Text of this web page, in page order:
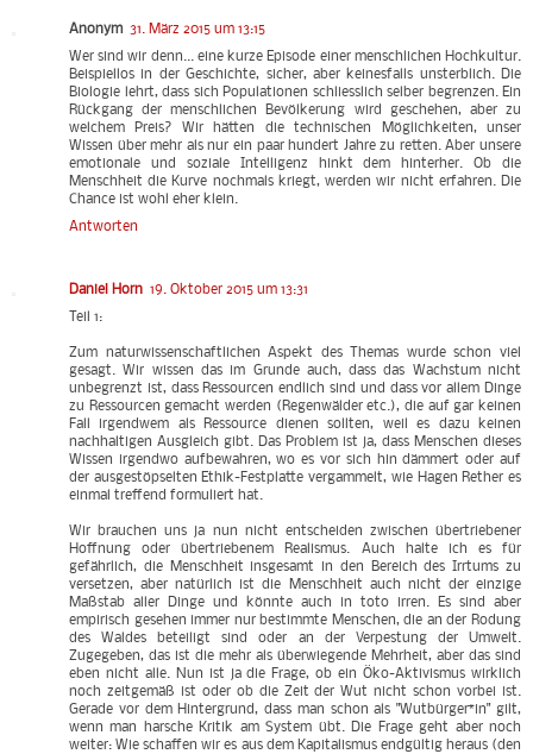
Anonym 31. März 2015 um 13:15
Wer sind wir denn... eine kurze Episode einer menschlichen Hochkultur.
Beispiellos in der Geschichte, sicher, aber keinesfalls unsterblich. Die
Biologie lehrt, dass sich Populationen schliesslich selber begrenzen. Ein
Rückgang der menschlichen Bevölkerung wird geschehen, aber zu
welchem Preis? Wir hätten die technischen Möglichkeiten, unser
Wissen über mehr als nur ein paar hundert Jahre zu retten. Aber unsere
emotionale und soziale Intelligenz hinkt dem hinterher. Ob die
Menschheit die Kurve nochmals kriegt, werden wir nicht erfahren. Die
Chance ist wohl eher klein.
Antworten
Daniel Horn 19. Oktober 2015 um 13:31
Teil 1:
Zum naturwissenschaftlichen Aspekt des Themas wurde schon viel
gesagt. Wir wissen das im Grunde auch, dass das Wachstum nicht
unbegrenzt ist, dass Ressourcen endlich sind und dass vor allem Dinge
zu Ressourcen gemacht werden (Regenwälder etc.), die auf gar keinen
Fall irgendwem als Ressource dienen sollten, weil es dazu keinen
nachhaltigen Ausgleich gibt. Das Problem ist ja, dass Menschen dieses
Wissen irgendwo aufbewahren, wo es vor sich hin dämmert oder auf
der ausgestöpselten Ethik-Festplatte vergammelt, wie Hagen Rether es
einmal treffend formuliert hat.
Wir brauchen uns ja nun nicht entscheiden zwischen übertriebener
Hoffnung oder übertriebenem Realismus. Auch halte ich es für
gefährlich, die Menschheit insgesamt in den Bereich des Irrtums zu
versetzen, aber natürlich ist die Menschheit auch nicht der einzige
Maßstab aller Dinge und könnte auch in toto irren. Es sind aber
empirisch gesehen immer nur bestimmte Menschen, die an der Rodung
des Waldes beteiligt sind oder an der Verpestung der Umwelt.
Zugegeben, das ist die mehr als überwiegende Mehrheit, aber das sind
eben nicht alle. Nun ist ja die Frage, ob ein Öko-Aktivismus wirklich
noch zeitgemäß ist oder ob die Zeit der Wut nicht schon vorbei ist.
Gerade vor dem Hintergrund, dass man schon als "Wutbürger*in" gilt,
wenn man harsche Kritik am System übt. Die Frage geht aber noch
weiter: Wie schaffen wir es aus dem Kapitalismus endgültig heraus (den